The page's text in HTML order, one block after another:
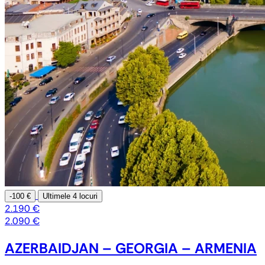
-100 € Ultimele 4 locuri
2.190 €
2.090 €
AZERBAIDJAN – GEORGIA – ARMENIA